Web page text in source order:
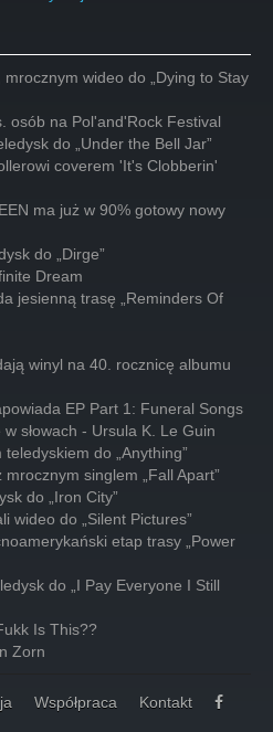
wideo do „Dying to Stay
osób na Pol'and'Rock Festival
do „Under the Bell Jar”
coverem 'It's Clobberin'
ma już w 90% gotowy nowy
do „Dirge”
Dream
jesienną trasę „Reminders Of
winyl na 40. rocznicę albumu
EP Part 1: Funeral Songs
słowach - Ursula K. Le Guin
do „Anything”
singlem „Fall Apart”
do „Iron City”
wideo do „Silent Pictures”
etap trasy „Power
do „I Pay Everyone I Still
Is This??
Zorn
Współpraca Kontakt